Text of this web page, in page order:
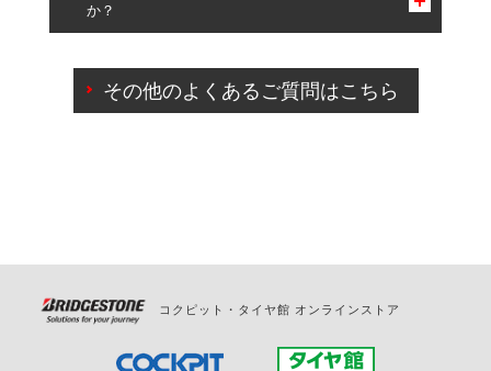
一部の商品・サービスの組み合わせに限り、同時にご予約が
出来ないものもございます。
か？
ご来店予約日の3営業日前を過ぎている場合のご予約
の日時変更につきましては、直接ご予約の店舗まで
その他のよくあるご質問はこちら
コクピット・タイヤ館 オンラインストア